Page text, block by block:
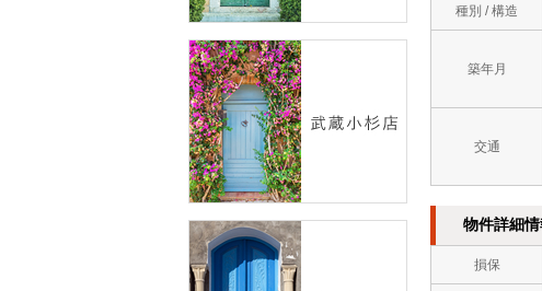
種別 / 構造
築年月
交通
物件詳細情
損保